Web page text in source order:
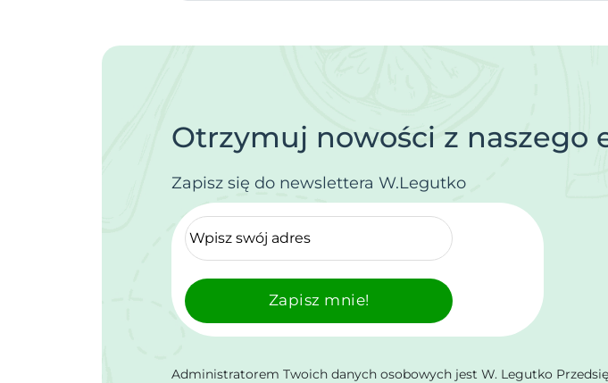
Otrzymuj nowości z naszego
Zapisz się do newslettera W.Legutko
Zapisz mnie!
Administratorem Twoich danych osobowych jest W. Legutko